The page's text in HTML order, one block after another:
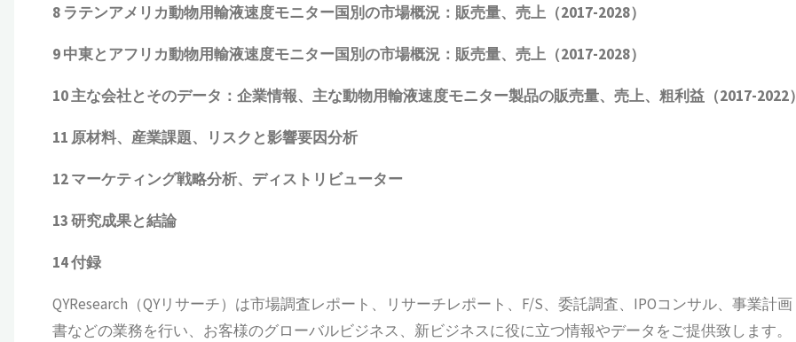
8 ラテンアメリカ動物用輸液速度モニター国別の市場概況：販売量、売上（2017-2028）
9 中東とアフリカ動物用輸液速度モニター国別の市場概況：販売量、売上（2017-2028）
10 主な会社とそのデータ ：企業情報、主な動物用輸液速度モニター製品の販売量、売上、粗利益（2017-2022）
11 原材料、産業課題、リスクと影響要因分析
12 マーケティング戦略分析、ディストリビューター
13 研究成果と結論
14 付録
QYResearch（QYリサーチ）は市場調査レポート、リサーチレポート、F/S、委託調査、IPOコンサル、事業計画
書などの業務を行い、お客様のグローバルビジネス、新ビジネスに役に立つ情報やデータをご提供致します。